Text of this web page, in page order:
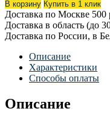
В корзину Купить в 1 клик
Доставка по Москве 500
Доставка в область (до
Доставка по России, в
Описание
Характеристики
Способы оплаты
Описание